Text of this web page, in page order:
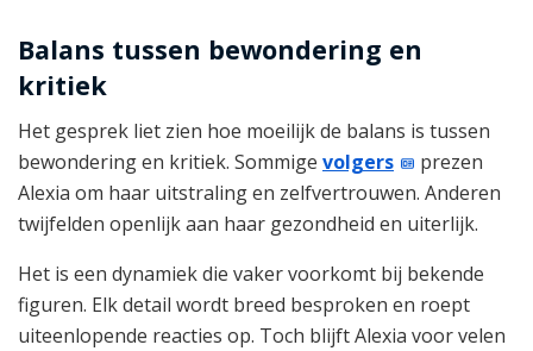
Balans tussen bewondering en
kritiek
Het gesprek liet zien hoe moeilijk de balans is tussen
bewondering en kritiek. Sommige volgers
prezen
Alexia om haar uitstraling en zelfvertrouwen. Anderen
twijfelden openlijk aan haar gezondheid en uiterlijk.
Het is een dynamiek die vaker voorkomt bij bekende
figuren. Elk detail wordt breed besproken en roept
uiteenlopende reacties op. Toch blijft Alexia voor velen